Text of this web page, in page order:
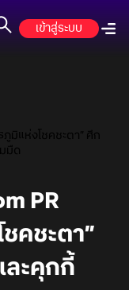
เข้าสู่ระบบ
มิแห่งโชคชะตา” ศึก
มืด
PR
คชะตา”
ะคุกกี้